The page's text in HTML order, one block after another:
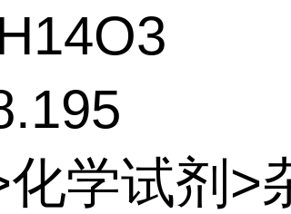
学试剂>